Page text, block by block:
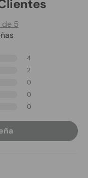
de 5
4
2
0
0
0